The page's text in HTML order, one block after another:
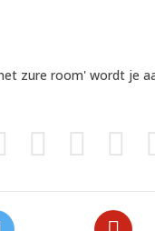
zure room' wordt je